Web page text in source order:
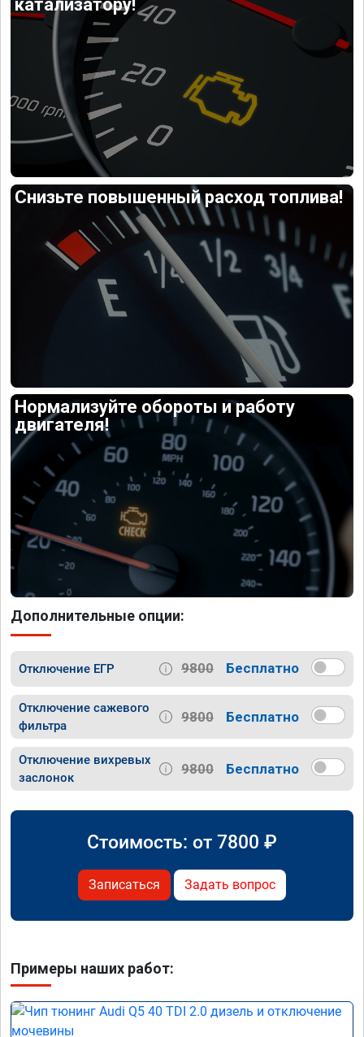
катализатору!
Снизьте повышенный расход топлива!
Нормализуйте обороты и работу
двигателя!
Дополнительные опции:
Отключение ЕГР 9800 Бесплатно
Отключение сажевого
фильтра
9800 Бесплатно
Отключение вихревых
заслонок
9800 Бесплатно
Стоимость: от 7800 ₽
Записаться Задать вопрос
Примеры наших работ: